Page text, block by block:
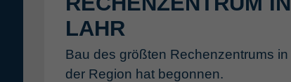
LAHR
Bau des größten Rechenzentrums in
der Region hat begonnen.